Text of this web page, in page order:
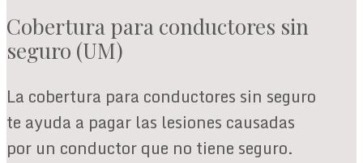
Cobertura para conductores sin
seguro (UM)
La cobertura para conductores sin seguro
te ayuda a pagar las lesiones causadas
por un conductor que no tiene seguro.